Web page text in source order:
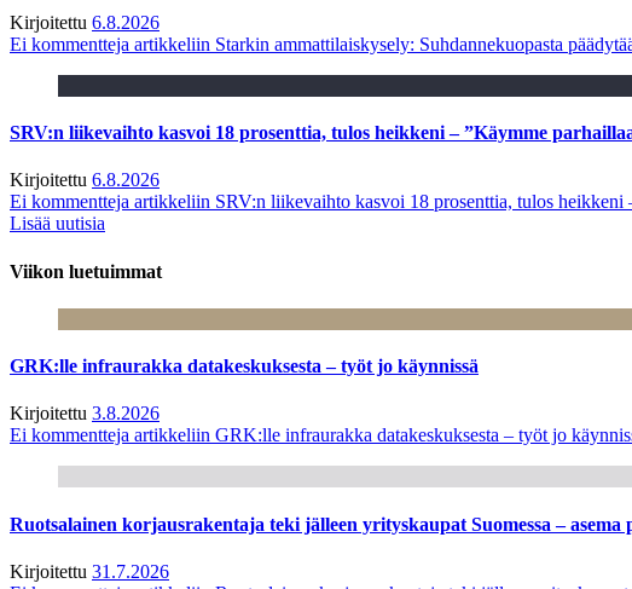
Kirjoitettu 6.8.2026
Ei kommentteja artikkeliin Starkin ammattilaiskysely: Suhdannekuopasta
SRV:n liikevaihto kasvoi 18 prosenttia, tulos heikkeni – ”Käymme
Kirjoitettu 6.8.2026
Ei kommentteja artikkeliin SRV:n liikevaihto kasvoi 18 prosenttia, tulos heikkeni
Lisää uutisia
Viikon luetuimmat
GRK:lle infraurakka datakeskuksesta – työt jo käynnissä
Kirjoitettu 3.8.2026
Ei kommentteja artikkeliin GRK:lle infraurakka datakeskuksesta – työt jo
Ruotsalainen korjausrakentaja teki jälleen yrityskaupat Suomessa –
Kirjoitettu 31.7.2026